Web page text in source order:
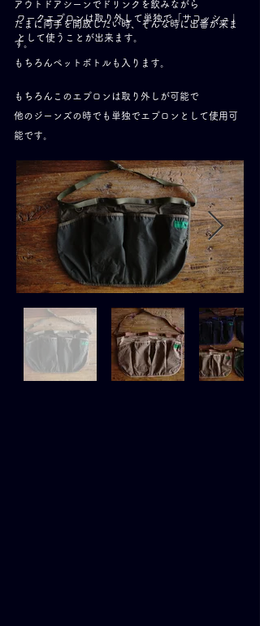
ワークエプロンは取り外して単独で「サコッシュ」
として使うことが出来ます。
アウトドアシーンでドリンクを飲みながら
たまに両手を開放したい時、そんな時に出番が来ま
す。
もちろんペットボトルも入ります。
もちろんこのエプロンは取り外しが可能で
​他のジーンズの時でも単独でエプロンとして使用可
能です。